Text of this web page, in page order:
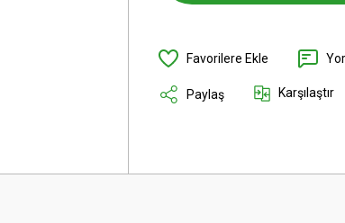
Paylaş Karşılaştır